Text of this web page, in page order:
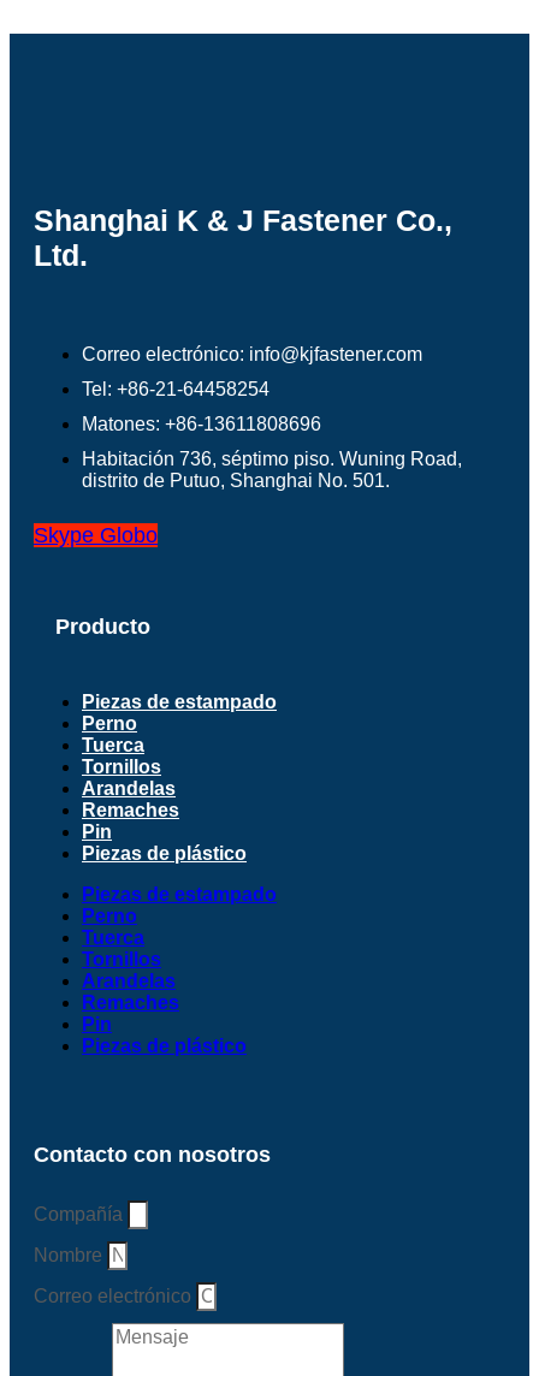
Shanghai K & J Fastener Co.,
Ltd.
Correo electrónico: info@kjfastener.com
Tel: +86-21-64458254
Matones: +86-13611808696
Habitación 736, séptimo piso. Wuning Road,
distrito de Putuo, Shanghai No. 501.
Skype Globo
Producto
Piezas de estampado
Perno
Tuerca
Tornillos
Arandelas
Remaches
Pin
Piezas de plástico
Piezas de estampado
Perno
Tuerca
Tornillos
Arandelas
Remaches
Pin
Piezas de plástico
Contacto con nosotros
Compañía
Nombre
Correo electrónico